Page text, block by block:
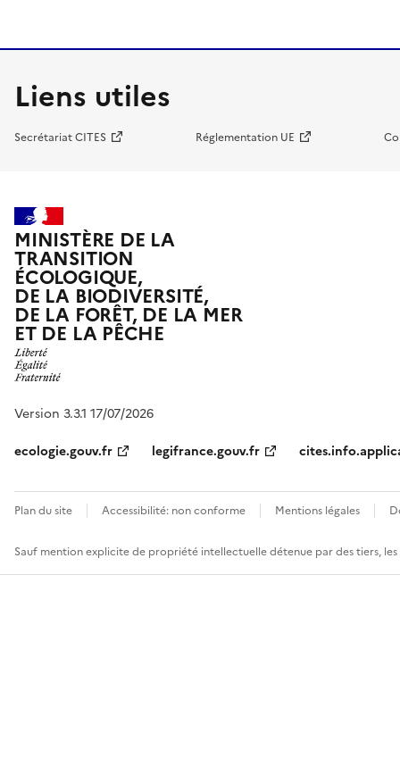
Liens utiles
Secrétariat CITES Réglementation UE
MINISTÈRE DE LA
TRANSITION
ÉCOLOGIQUE,
DE LA BIODIVERSITÉ,
DE LA FORÊT, DE LA MER
ET DE LA PÊCHE
Version 3.3.1 17/07/2026
ecologie.gouv.fr
legifrance.gouv.fr
Plan du site Accessibilité: non conforme Mentions légales
Sauf mention explicite de propriété intellectuelle détenue par des tiers,